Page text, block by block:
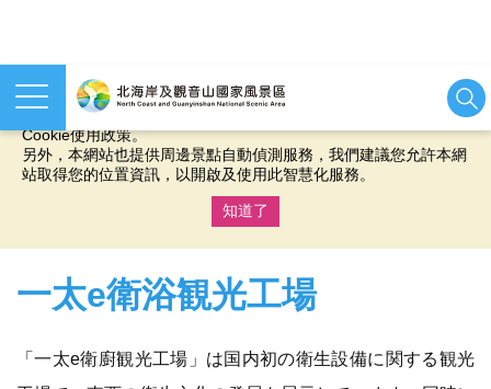
本網站使用cookies等相關技術以持續優化網站服務，並有助於為
您提供更佳的體驗，當您繼續使用本網站即表示您同意我們的
Cookie使用政策。
另外，本網站也提供周邊景點自動偵測服務，我們建議您允許本網
站取得您的位置資訊，以開啟及使用此智慧化服務。
知道了
一太e衛浴観光工場
「一太e衛廚観光工場」は国内初の衛生設備に関する観光